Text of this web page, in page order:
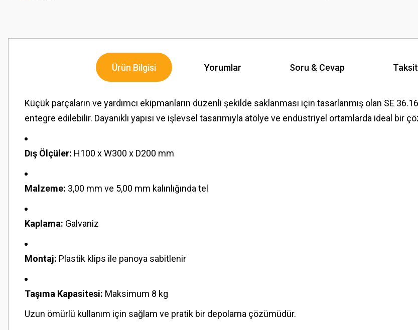
Ürün Bilgisi Yorumlar Soru & Cevap
Küçük parçaların ve yardımcı ekipmanların düzenli şekilde saklanması için tasarlanmış olan SE
entegre edilebilir. Dayanıklı yapısı ve işlevsel tasarımıyla atölye ve endüstriyel ortamlarda ideal bir
Dış Ölçüler: H100 x W300 x D200 mm
Malzeme: 3,00 mm ve 5,00 mm kalınlığında tel
Kaplama: Galvaniz
Montaj: Plastik klips ile panoya sabitlenir
Taşıma Kapasitesi: Maksimum 8 kg
Uzun ömürlü kullanım için sağlam ve pratik bir depolama çözümüdür.